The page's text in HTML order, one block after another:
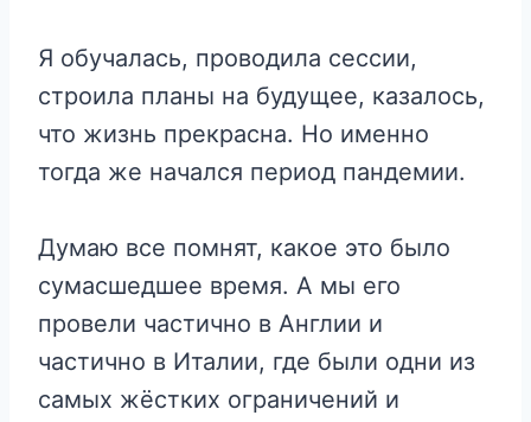
Я обучалась, проводила сессии,
строила планы на будущее, казалось,
что жизнь прекрасна. Но именно
тогда же начался период пандемии.
Думаю все помнят, какое это было
сумасшедшее время. А мы его
провели частично в Англии и
частично в Италии, где были одни из
самых жёстких ограничений и